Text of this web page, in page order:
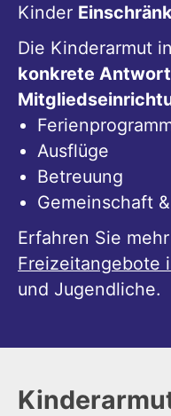
Kinder
Die Kinderarmut
konkrete
Ausflüge
Betreuung
Gemeinschaft
Erfahren Sie
Freizeitangebote
und Jugendliche.